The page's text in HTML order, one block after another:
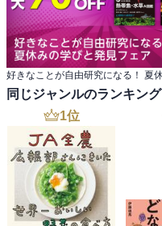
死を受け入れる心のプロ
(否認→怒り→取引→うつ
・主介護者は司令塔
→閉じこもらないように、周
→認知症カフェなど同じ体験
同じジャンルのランキング
1位